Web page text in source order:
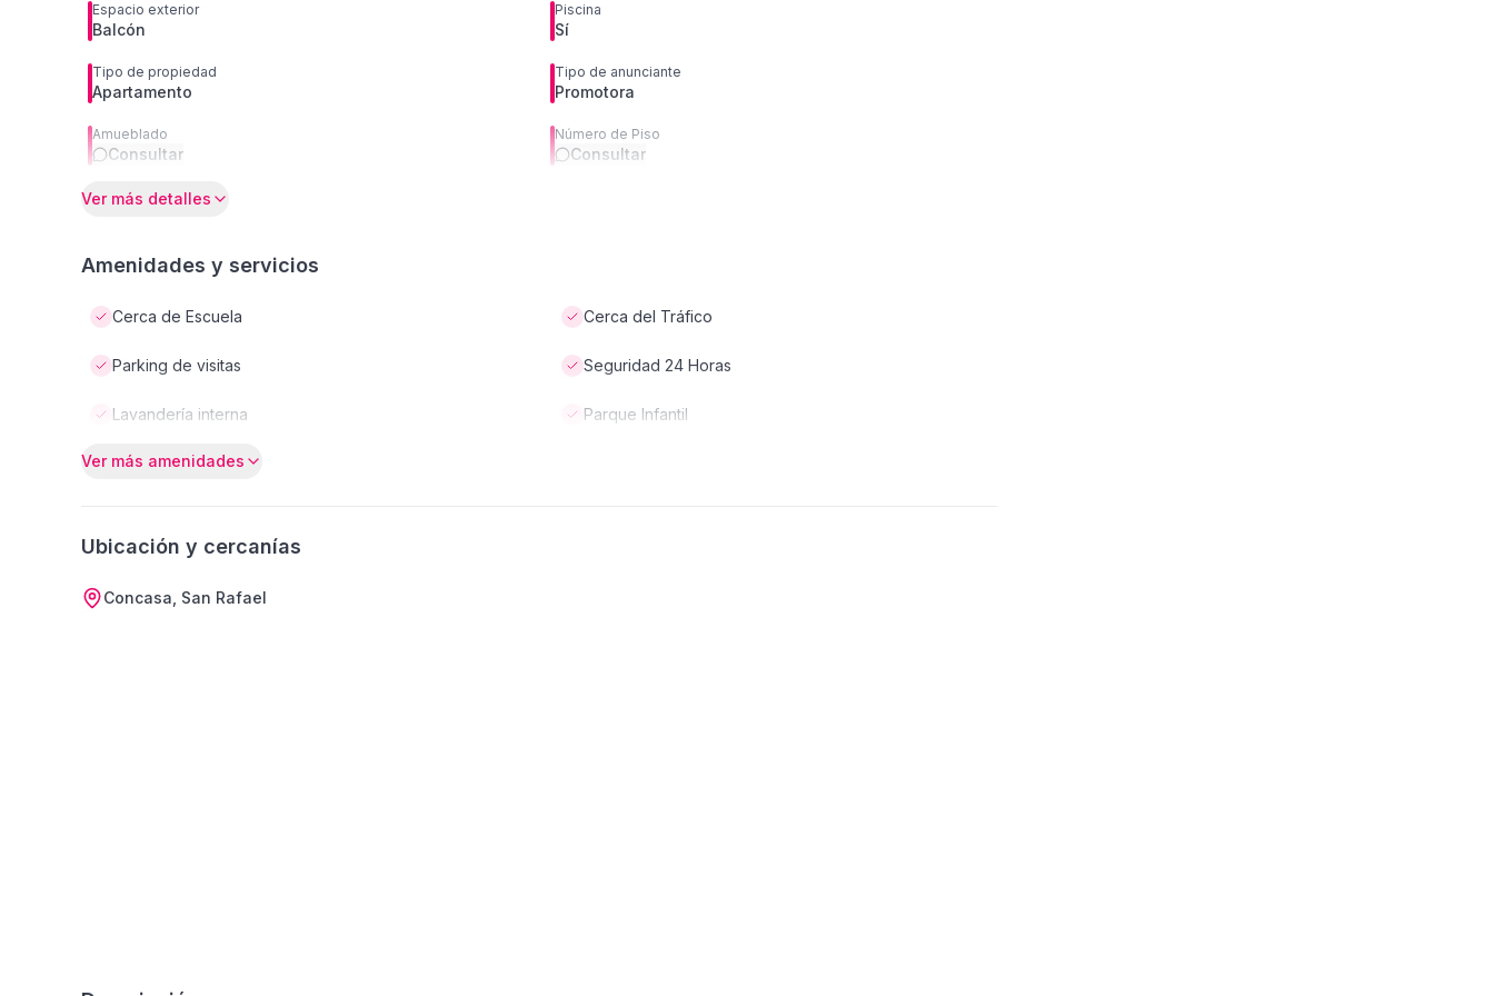
Espacio exterior
Balcón
Piscina
Sí
Tipo de propiedad
Apartamento
Tipo de anunciante
Promotora
Amueblado
Consultar
Número de Piso
Consultar
Ver más detalles
Amenidades y servicios
Cerca de Escuela Cerca del Tráfico
Parking de visitas Seguridad 24 Horas
Lavandería interna Parque Infantil
Ver más amenidades
Ubicación y cercanías
Concasa, San Rafael